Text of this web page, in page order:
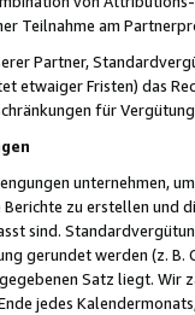
Teilnahme am
Partner,
etwaiger Fristen) das
für
unternehmen,
zu erstellen und
sind.
gerundet werden (z.
Satz liegt.
jedes